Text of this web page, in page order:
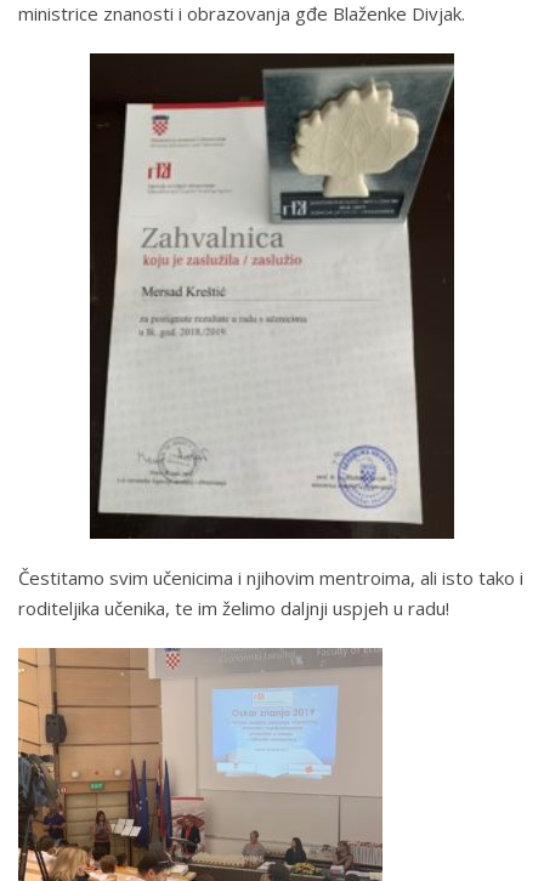
ministrice znanosti i obrazovanja gđe Blaženke Divjak.
Čestitamo svim učenicima i njihovim mentroima, ali isto tako i
roditeljika učenika, te im želimo daljnji uspjeh u radu!